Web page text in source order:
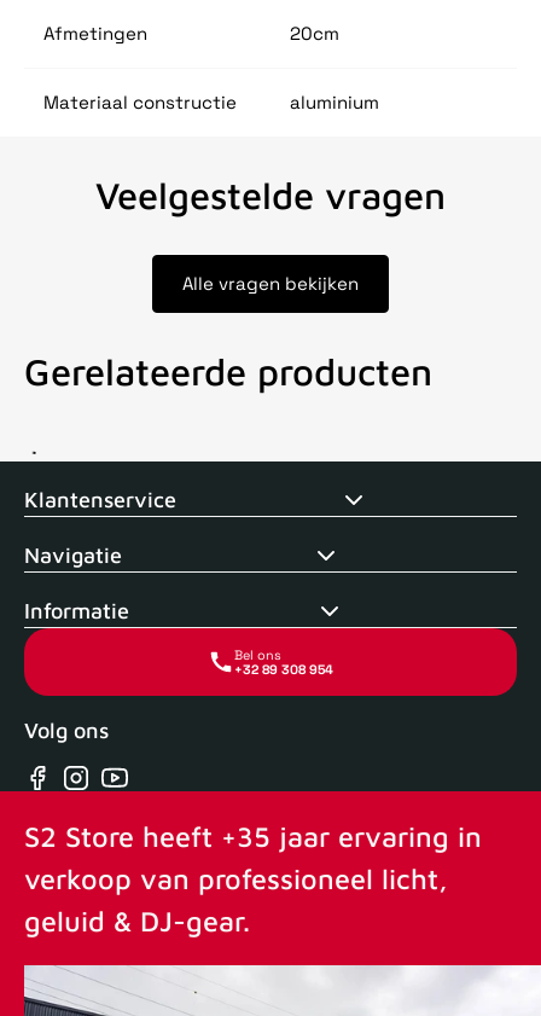
Afmetingen 20cm
Materiaal constructie aluminium
Veelgestelde vragen
Alle vragen bekijken
Gerelateerde producten
Voor 15uur besteld, zelfde dag verstuurd Echte winkel +35
Klantenservice
Navigatie
Informatie
Bel ons
+32 89 308 954
Volg ons
Facebook
Instagram
YouTube
S2 Store heeft +35 jaar ervaring in
verkoop van professioneel licht,
geluid & DJ-gear.